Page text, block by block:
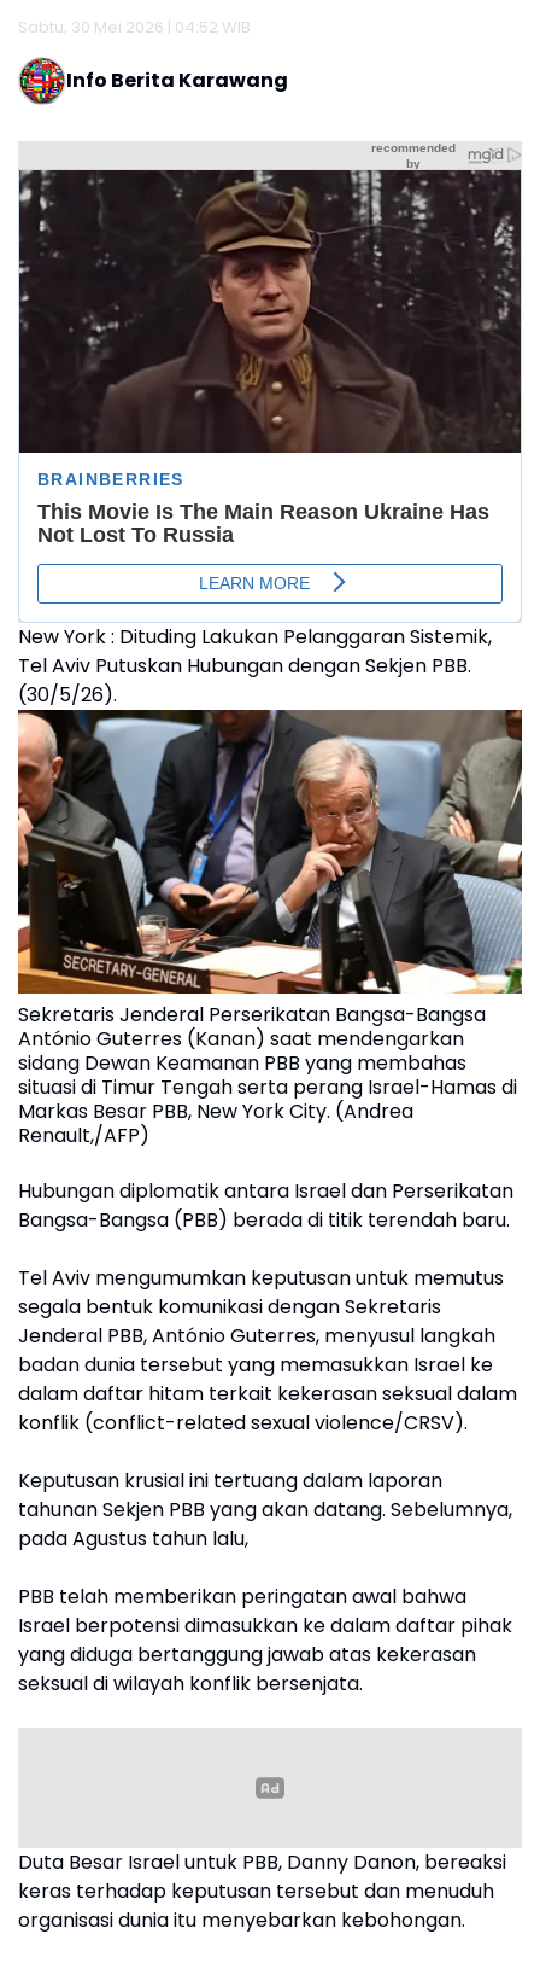
Sabtu, 30 Mei 2026 | 04:52 WIB
Info Berita Karawang
New York : Dituding Lakukan Pelanggaran Sistemik,
Tel Aviv Putuskan Hubungan dengan Sekjen PBB.
(30/5/26).
Sekretaris Jenderal Perserikatan Bangsa-Bangsa
António Guterres (Kanan) saat mendengarkan
sidang Dewan Keamanan PBB yang membahas
situasi di Timur Tengah serta perang Israel-Hamas di
Markas Besar PBB, New York City. (Andrea
Renault,/AFP)
Hubungan diplomatik antara Israel dan Perserikatan
Bangsa-Bangsa (PBB) berada di titik terendah baru.
Tel Aviv mengumumkan keputusan untuk memutus
segala bentuk komunikasi dengan Sekretaris
Jenderal PBB, António Guterres, menyusul langkah
badan dunia tersebut yang memasukkan Israel ke
dalam daftar hitam terkait kekerasan seksual dalam
konflik (conflict-related sexual violence/CRSV).
Keputusan krusial ini tertuang dalam laporan
tahunan Sekjen PBB yang akan datang. Sebelumnya,
pada Agustus tahun lalu,
PBB telah memberikan peringatan awal bahwa
Israel berpotensi dimasukkan ke dalam daftar pihak
yang diduga bertanggung jawab atas kekerasan
seksual di wilayah konflik bersenjata.
Duta Besar Israel untuk PBB, Danny Danon, bereaksi
keras terhadap keputusan tersebut dan menuduh
organisasi dunia itu menyebarkan kebohongan.